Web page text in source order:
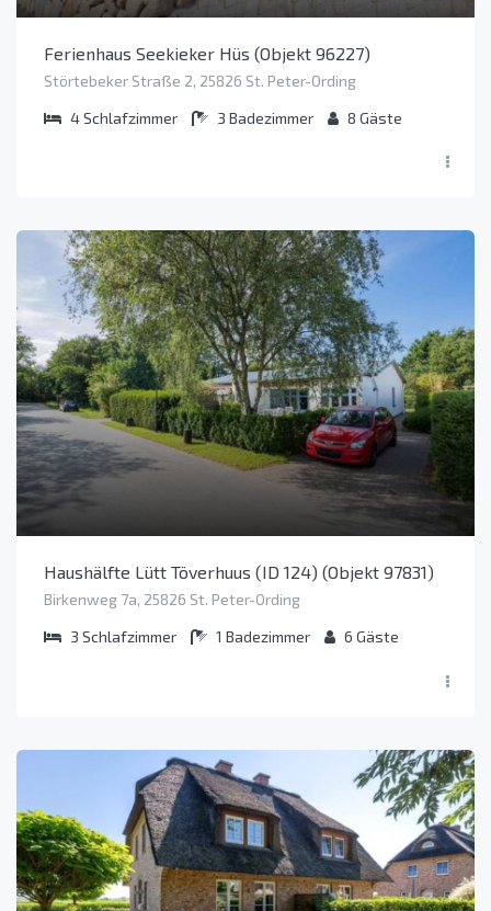
Ferienhaus Seekieker Hüs (Objekt 96227)
Störtebeker Straße 2, 25826 St. Peter-Ording
4Schlafzimmer 3 Badezimmer 8 Gäste
Haushälfte Lütt Töverhuus (ID 124) (Objekt 97831)
Birkenweg 7a, 25826 St. Peter-Ording
3 Schlafzimmer 1 Badezimmer 6 Gäste